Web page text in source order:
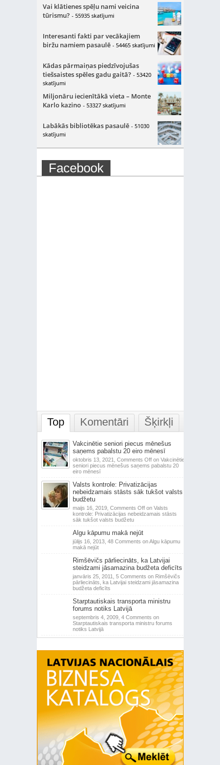
Vai klātienes spēļu nami veicina
tūrismu? - 55935 skatījumi
Interesanti fakti par vecākajiem
biržu namiem pasaulē - 54465 skatījumi
Kādas pārmaiņas piedzīvojušas
tiešsaistes spēles gadu gaitā? - 53420
skatījumi
Miljonāru iecienītākā vieta – Monte
Karlo kazino - 53327 skatījumi
Labākās bibliotēkas pasaulē - 51030
skatījumi
Facebook
Top Komentāri Šķirkļi
Vakcinētie seniori piecus mēnešus
saņems pabalstu 20 eiro mēnesī
oktobris 13, 2021, Comments Offon Vakcinētie
seniori piecus mēnešus saņems pabalstu 20
eiro mēnesī
Valsts kontrole: Privatizācijas
nebeidzamais stāsts sāk tukšot valsts
budžetu
maijs 16, 2019, Comments Offon Valsts
kontrole: Privatizācijas nebeidzamais stāsts
sāk tukšot valsts budžetu
Algu kāpumu makā nejūt
jūlijs 16, 2013, 48 Comments on Algu kāpumu
makā nejūt
Rimšēvičs pārliecināts, ka Latvijai
steidzami jāsamazina budžeta deficīts
janvāris 25, 2011, 5 Comments on Rimšēvičs
pārliecināts, ka Latvijai steidzami jāsamazina
budžeta deficīts
Starptautiskais transporta ministru
forums notiks Latvijā
septembris 4, 2009, 4 Comments on
Starptautiskais transporta ministru forums
notiks Latvijā